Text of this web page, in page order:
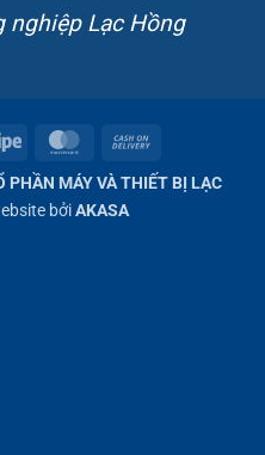
nghiệp Lạc Hồng
Stripe MasterCard
On
Delivery
PHẦN MÁY VÀ THIẾT BỊ LẠC
bởiAKASA